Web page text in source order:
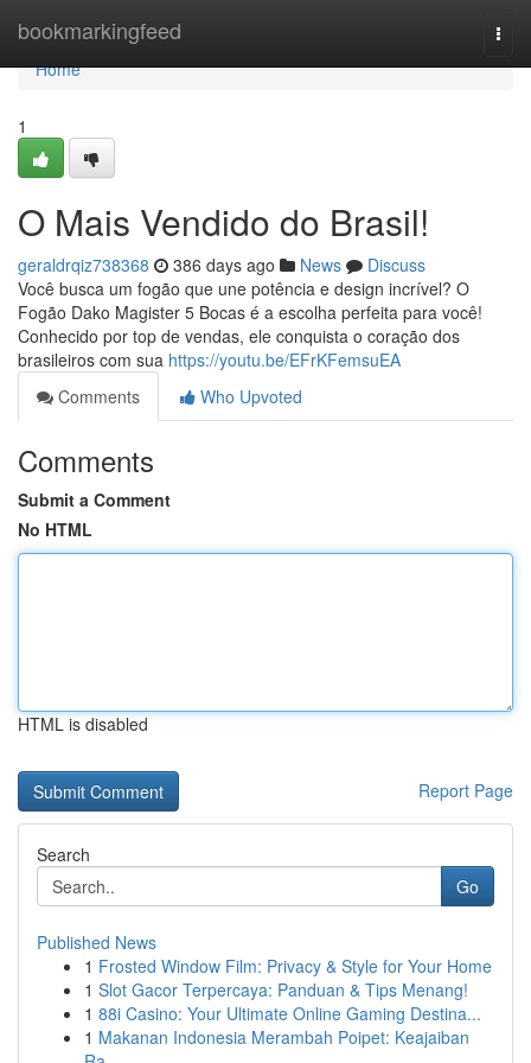
bookmarkingfeed
Home
Home
1
O Mais Vendido do Brasil!
geraldrqiz738368 386 days ago News
Discuss
Você busca um fogão que une potência e design incrível? O
Fogão Dako Magister 5 Bocas é a escolha perfeita para você!
Conhecido por top de vendas, ele conquista o coração dos
brasileiros com sua https://youtu.be/EFrKFemsuEA
Comments
Who Upvoted
Comments
Submit a Comment
No HTML
HTML is disabled
Report Page
Search
Go
Published News
1 Frosted Window Film: Privacy & Style for Your Home
1 Slot Gacor Terpercaya: Panduan & Tips Menang!
1 88i Casino: Your Ultimate Online Gaming Destina...
1 Makanan Indonesia Merambah Poipet: Keajaiban